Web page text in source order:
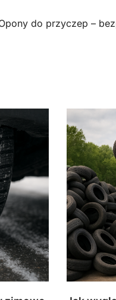
do przyczep –